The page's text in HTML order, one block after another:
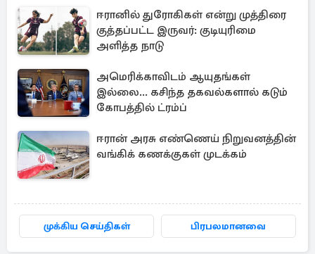
ஈரானில் துரோகிகள் என்று முத்திரை
குத்தப்பட்ட இருவர்: குடியுரிமை
அளித்த நாடு
அமெரிக்காவிடம் ஆயுதங்கள்
இல்லை... கசிந்த தகவல்களால் கடும்
கோபத்தில் ட்ரம்ப்
ஈரான் அரசு எண்ணெய் நிறுவனத்தின்
வங்கிக் கணக்குகள் முடக்கம்
முக்கிய செய்திகள் பிரபலமானவை